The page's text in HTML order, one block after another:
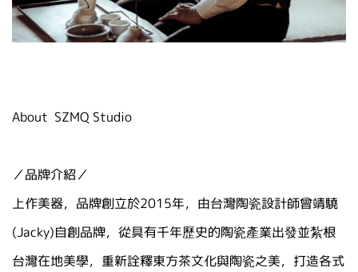
About SZMQ Studio
／品牌介紹／
上作美器，品牌創立於2015年，由台灣陶瓷設計師曾靖驍
(Jacky)自創品牌，從具有千年歷史的陶瓷產業出發並紮根
台灣在地美學，重新詮釋東方茶文化與陶瓷之美，打造各式